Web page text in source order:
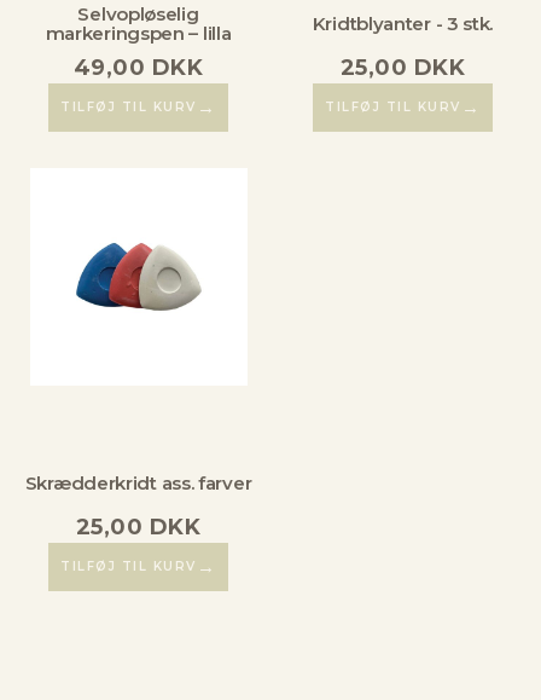
Selvopløselig
markeringspen – lilla
49,00 DKK
TILFØJ TIL KURV →
Kridtblyanter - 3 stk.
25,00 DKK
TILFØJ TIL KURV →
Skrædderkridt ass. farver
25,00 DKK
TILFØJ TIL KURV →